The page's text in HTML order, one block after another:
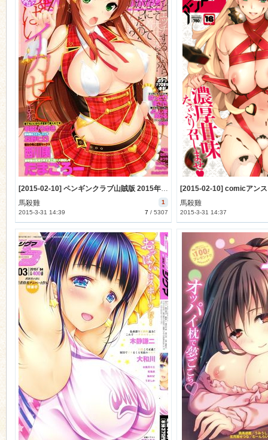
[2015-02-10] ペンギンクラブ山賊版 2015年3月号 (comic penguin club sanzokuban 2015-3)
1
馬殺雞
7 / 5307
2015-3-31 14:39
馬殺雞
2015-3-31 14:37